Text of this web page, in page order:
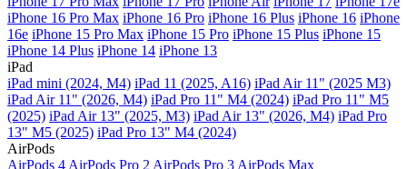
iPhone 16 Pro Max iPhone 16 Pro iPhone 16 Plus iPhone 16 iPhone
16e iPhone 15 Pro Max iPhone 15 Pro iPhone 15 Plus iPhone 15
iPhone 14 Plus iPhone 14 iPhone 13
iPad
iPad mini (2024, M4) iPad 11 (2025, A16) iPad Air 11" (2025 M3)
iPad Air 11" (2026, M4) iPad Pro 11" M4 (2024) iPad Pro 11" M5
(2025) iPad Air 13" (2025, M3) iPad Air 13" (2026, M4) iPad Pro
13" M5 (2025) iPad Pro 13" M4 (2024)
AirPods
AirPods 4 AirPods Pro 2 AirPods Pro 3 AirPods Max